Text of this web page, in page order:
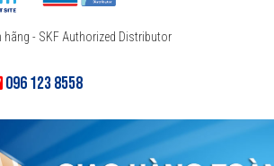
hãng - SKF Authorized Distributor
096 123 8558